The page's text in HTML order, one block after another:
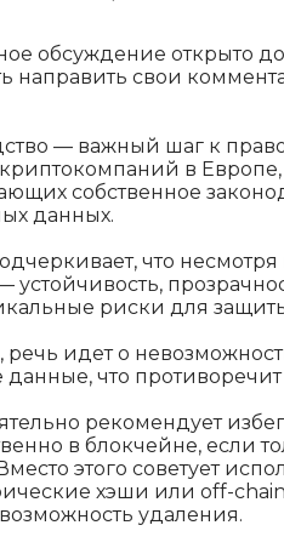
обсуждение открыто
направить свои
— важный шаг к
в
собственное
данных.
что
устойчивость,
риски для
речь идет о
данные, что
рекомендует
в блокчейне, если
этого советует
хэши или off-
удаления.